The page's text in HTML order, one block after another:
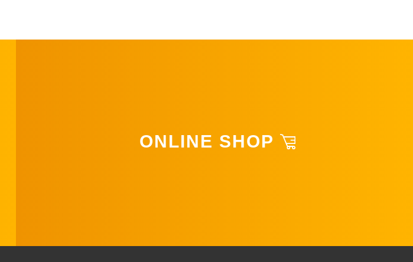
ONLINE SHOP